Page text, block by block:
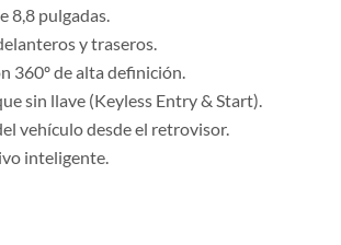
8,8 pulgadas.
y traseros.
360º de alta definición.
sin llave (Keyless Entry & Start).
vehículo desde el retrovisor.
inteligente.